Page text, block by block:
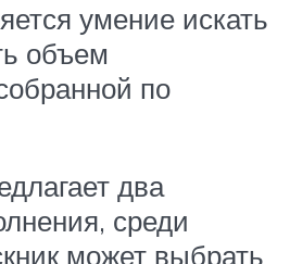
умение искать
объем
по
два
среди
может выбрать